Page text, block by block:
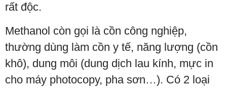
rất độc.
Methanol còn gọi là cồn công nghiệp,
thường dùng làm cồn y tế, năng lượng (cồn
khô), dung môi (dung dịch lau kính, mực in
cho máy photocopy, pha sơn…). Có 2 loại